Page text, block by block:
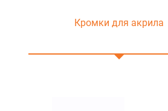
Кромки для акрила